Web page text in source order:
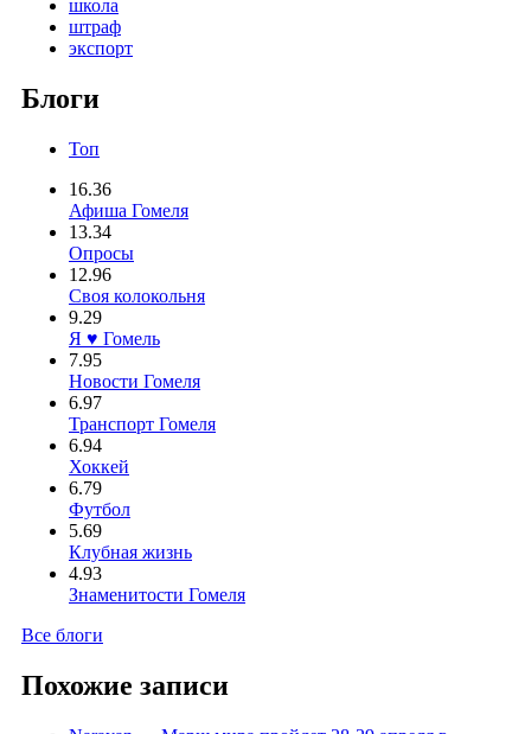
школа
штраф
экспорт
Блоги
Топ
16.36
Афиша Гомеля
13.34
Опросы
12.96
Своя колокольня
9.29
Я ♥ Гомель
7.95
Новости Гомеля
6.97
Транспорт Гомеля
6.94
Хоккей
6.79
Футбол
5.69
Клубная жизнь
4.93
Знаменитости Гомеля
Все блоги
Похожие записи